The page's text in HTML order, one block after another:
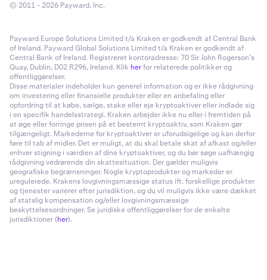
© 2011 - 2026 Payward, Inc.
Payward Europe Solutions Limited t/a Kraken er godkendt af Central Bank
of Ireland. Payward Global Solutions Limited t/a Kraken er godkendt af
Central Bank of Ireland. Registreret kontoradresse: 70 Sir John Rogerson’s
Quay, Dublin, D02 R296, Ireland. Klik herfor relaterede politikker og
offentliggørelser.
Disse materialer indeholder kun generel information og er ikke rådgivning
om investering eller finansielle produkter eller en anbefaling eller
opfordring til at købe, sælge, stake eller eje kryptoaktiver eller indlade sig
i en specifik handelsstrategi. Kraken arbejder ikke nu eller i fremtiden på
at øge eller forringe prisen på et bestemt kryptoaktiv, som Kraken gør
tilgængeligt. Markederne for kryptoaktiver er uforudsigelige og kan derfor
føre til tab af midler. Det er muligt, at du skal betale skat af afkast og/eller
enhver stigning i værdien af dine kryptoaktiver, og du bør søge uafhængig
rådgivning vedrørende din skattesituation. Der gælder muligvis
geografiske begrænsninger. Nogle kryptoprodukter og markeder er
uregulerede. Krakens lovgivningsmæssige status ift. forskellige produkter
og tjenester varierer efter jurisdiktion, og du vil muligvis ikke være dækket
af statslig kompensation og/eller lovgivningsmæssige
beskyttelsesordninger. Se juridiske offentliggørelser for de enkelte
jurisdiktioner (her).